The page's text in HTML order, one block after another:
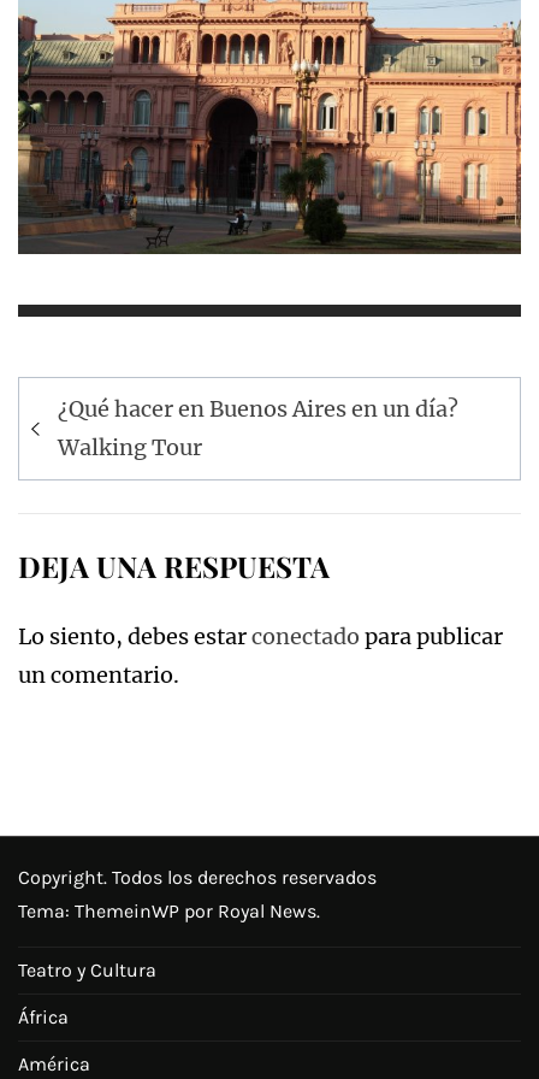
Navegación
de
entradas
¿Qué hacer en Buenos Aires en un día?
Walking Tour
DEJA UNA RESPUESTA
Lo siento, debes estarconectado para publicar
un comentario.
Copyright. Todos los derechos reservados
Tema: ThemeinWP por Royal News.
Teatro y Cultura
África
América